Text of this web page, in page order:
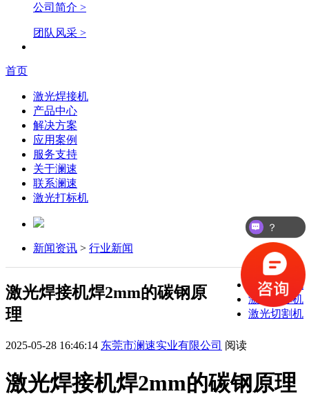
公司简介 >
团队风采 >
首页
激光焊接机
产品中心
解决方案
应用案例
服务支持
关于澜速
联系澜速
激光打标机
新闻资讯 > 行业新闻
激光焊接机
激光打标机
激光切割机
激光焊接机焊2mm的碳钢原
理
2025-05-28 16:46:14 东莞市澜速实业有限公司 阅读
激光焊接机焊2mm的碳钢原理
？